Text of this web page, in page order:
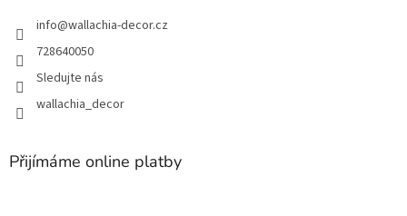
info@wallachia-decor.cz
728640050
Sledujte nás
wallachia_decor
Přijímáme online platby